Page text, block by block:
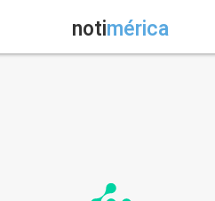
notimérica